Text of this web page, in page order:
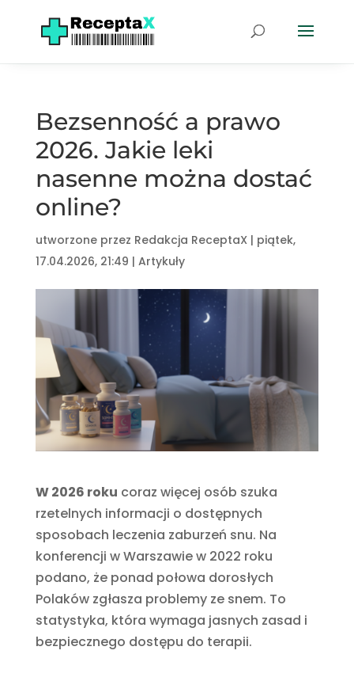
Bezsenność a prawo
2026. Jakie leki
nasenne można dostać
online?
utworzone przez Redakcja ReceptaX| piątek,
17.04.2026, 21:49 | Artykuły
W 2026 roku coraz więcej osób szuka
rzetelnych informacji o dostępnych
sposobach leczenia zaburzeń snu. Na
konferencji w Warszawie w 2022 roku
podano, że ponad połowa dorosłych
Polaków zgłasza problemy ze snem. To
statystyka, która wymaga jasnych zasad i
bezpiecznego dostępu do terapii.